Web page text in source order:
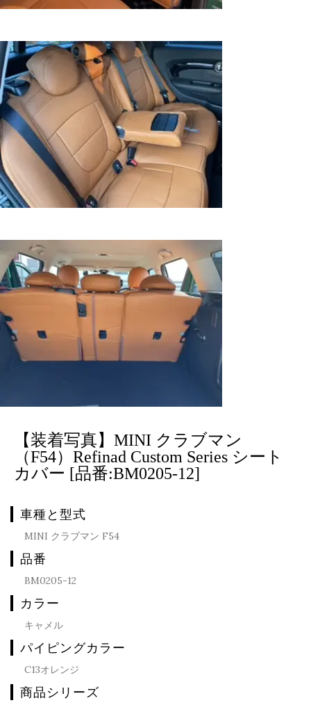
【装着写真】MINI クラブマン
（F54）Refinad Custom Series シート
カバー [品番:BM0205-12]
車種と型式
MINI クラブマン F54
品番
BM0205-12
カラー
キャメル
パイピングカラー
C13オレンジ
商品シリーズ